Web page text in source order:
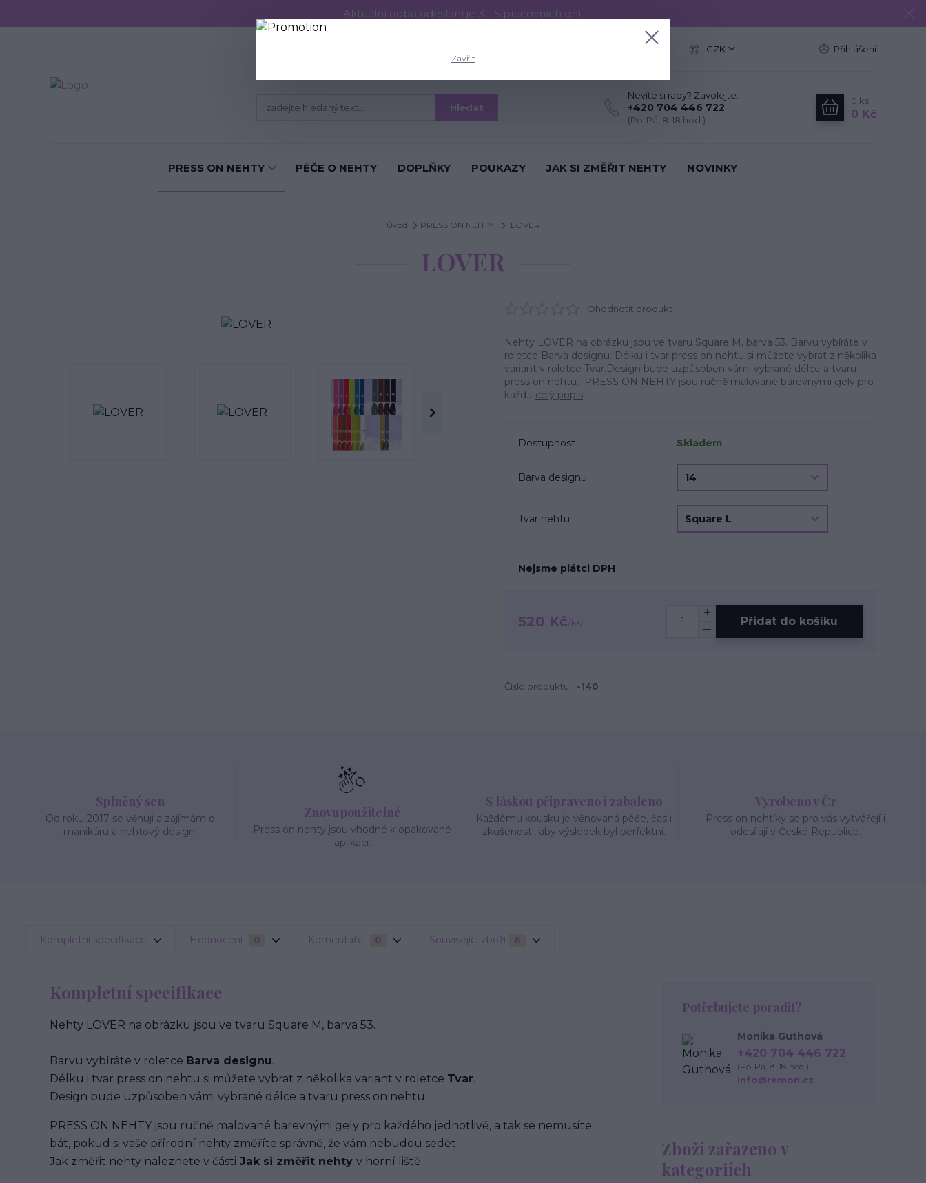
Aktuální doba odeslání je 3 - 5 pracovních dní.
CZK Přihlášení
Hledat
Nevíte si rady? Zavolejte.
+420 704 446 722
(Po-Pá, 8-18 hod.)
0 ks
0 Kč
PRESS ON NEHTY PÉČE O NEHTY DOPLŇKY POUKAZY JAK SI ZMĚŘIT NEHTY NOVINKY
Úvod PRESS ON NEHTY LOVER
LOVER
Ohodnotit produkt
Nehty LOVER na obrázku jsou ve tvaru Square M, barva 53. Barvu vybíráte v
roletce Barva designu. Délku i tvar press on nehtu si můžete vybrat z několika
variant v roletce Tvar.Design bude uzpůsoben vámi vybrané délce a tvaru
press on nehtu. PRESS ON NEHTY jsou ručně malované barevnými gely pro
každ... celý popis
Dostupnost Skladem
Barva designu
Tvar nehtu
Nejsme plátci DPH
520 Kč/ks Přidat do košíku
Číslo produktu: -140
Splněný sen
Od roku 2017 se věnuji a zajímám o
manikúru a nehtový design.
Znovupoužitelné
Press on nehty jsou vhodné k opakované
aplikaci.
S láskou připraveno i zabaleno
Každému kousku je věnovaná péče, čas i
zkušenosti, aby výsledek byl perfektní.
Vyrobeno v Čr
Press on nehtíky se pro vás vytvářejí i
odesílají v České Republice.
Kompletní specifikace Hodnocení 0 Komentáře 0 Související zboží 8
Kompletní specifikace
Nehty LOVER na obrázku jsou ve tvaru Square M, barva 53.
Barvu vybíráte v roletce Barva designu.
Délku i tvar press on nehtu si můžete vybrat z několika variant v roletce Tvar.
Design bude uzpůsoben vámi vybrané délce a tvaru press on nehtu.
PRESS ON NEHTY jsou ručně malované barevnými gely pro každého jednotlivě, a tak se nemusíte
bát, pokud si vaše přírodní nehty změříte správně, že vám nebudou sedět.
Jak změřit nehty naleznete v části Jak si změřit nehty v horní liště.
Zboží zařazeno v
kategoriích
Potřebujete poradit?
Monika Guthová
+420 704 446 722
(Po-Pá, 8-18 hod.)
info@remon.cz
Zavřít